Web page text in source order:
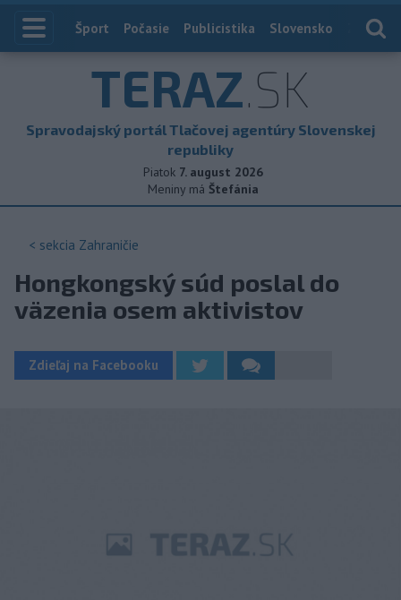
Index
Šport Počasie Publicistika Slovensko
TERAZ.SK
Spravodajský portál Tlačovej agentúry Slovenskej
republiky
Piatok 7. august 2026
Meniny má Štefánia
< sekcia Zahraničie
Hongkongský súd poslal do
väzenia osem aktivistov
Zdieľaj na Facebooku